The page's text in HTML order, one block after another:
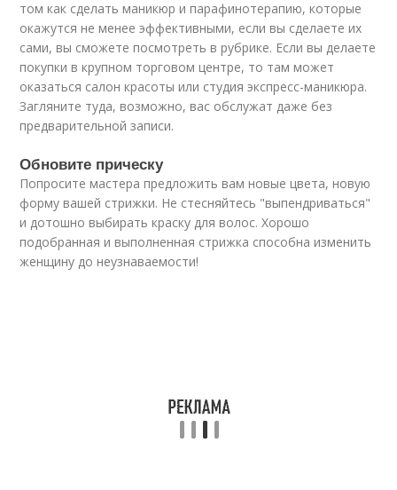
том как сделать маникюр и парафинотерапию, которые
окажутся не менее эффективными, если вы сделаете их
сами, вы сможете посмотреть в рубрике. Если вы делаете
покупки в крупном торговом центре, то там может
оказаться салон красоты или студия экспресс-маникюра.
Загляните туда, возможно, вас обслужат даже без
предварительной записи.
Обновите прическу
Попросите мастера предложить вам новые цвета, новую
форму вашей стрижки. Не стесняйтесь "выпендриваться"
и дотошно выбирать краску для волос. Хорошо
подобранная и выполненная стрижка способна изменить
женщину до неузнаваемости!